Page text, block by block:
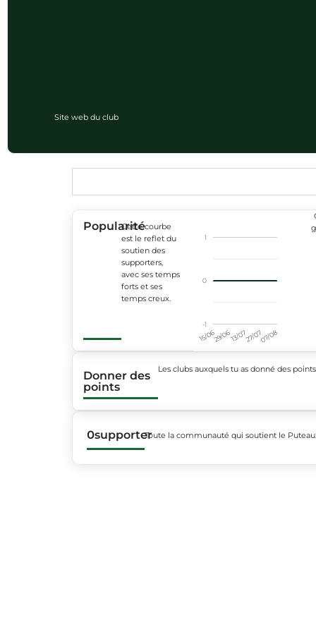
Site web du club
PopularitéCette courbe
est le reflet du
soutien des
supporters,
avec ses temps
forts et ses
temps creux.
15/0629/0613/0727/0707/08
-1
0
1
Donner des
points
Les clubs auxquels tu as donné des points
0supporterToute la communauté qui soutient le